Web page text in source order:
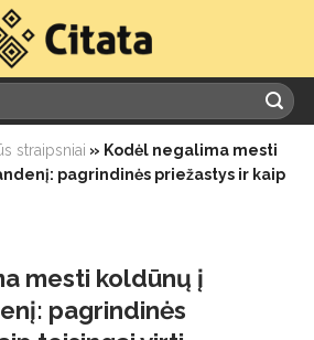
straipsniai » Kodėl negalima mesti
pagrindinės priežastys ir kaip
mesti koldūnų į
pagrindinės